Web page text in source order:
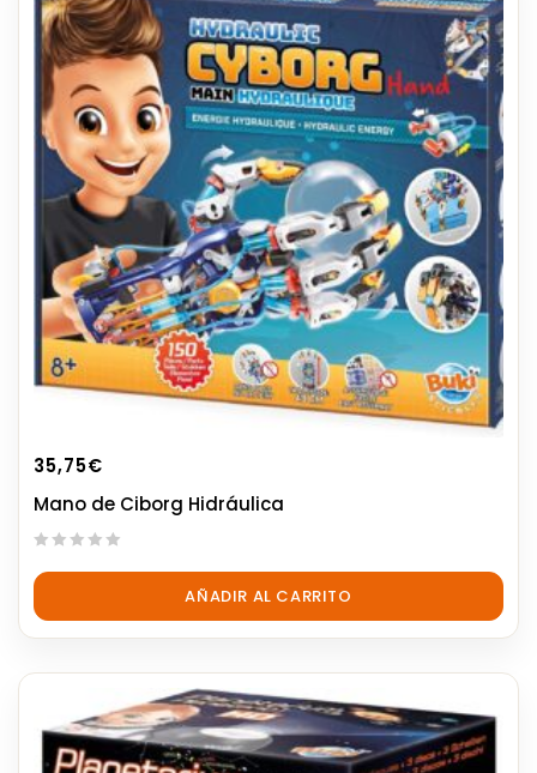
35,75€
Mano de Ciborg Hidráulica
out
5
AÑADIR AL CARRITO